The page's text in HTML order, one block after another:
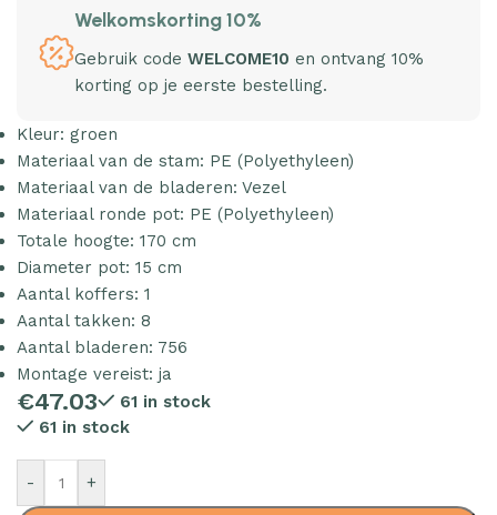
Welkomskorting 10%
Gebruik code WELCOME10 en ontvang 10%
korting op je eerste bestelling.
Kleur: groen
Materiaal van de stam: PE (Polyethyleen)
Materiaal van de bladeren: Vezel
Materiaal ronde pot: PE (Polyethyleen)
Totale hoogte: 170 cm
Diameter pot: 15 cm
Aantal koffers: 1
Aantal takken: 8
Aantal bladeren: 756
Montage vereist: ja
€47.03
61 in stock
61 in stock
- +